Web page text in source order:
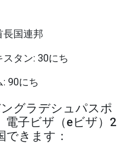
国連邦
タン: 30にち
90にち
グラデシュパスポ
電子ビザ（eビザ）2
できます：